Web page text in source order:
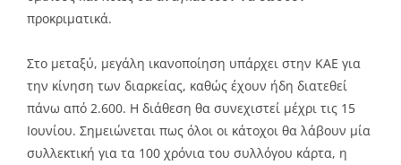
προκριματικά.
Στο μεταξύ, μεγάλη ικανοποίηση υπάρχει στην ΚΑΕ για
την κίνηση των διαρκείας, καθώς έχουν ήδη διατεθεί
πάνω από 2.600. Η διάθεση θα συνεχιστεί μέχρι τις 15
Ιουνίου. Σημειώνεται πως όλοι οι κάτοχοι θα λάβουν μία
συλλεκτική για τα 100 χρόνια του συλλόγου κάρτα, η